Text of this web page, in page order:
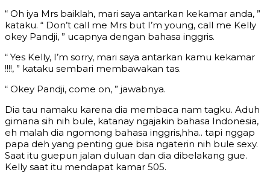
“ Oh iya Mrs baiklah, mari saya antarkan kekamar anda, ”
kataku. “ Don’t call me Mrs but I’m young, call me Kelly
okey Pandji, ” ucapnya dengan bahasa inggris.
“ Yes Kelly, I’m sorry, mari saya antarkan kamu kekamar
!!!!, ” kataku sembari membawakan tas.
“ Okey Pandji, come on, ” jawabnya.
Dia tau namaku karena dia membaca nam tagku. Aduh
gimana sih nih bule, katanay ngajakin bahasa Indonesia,
eh malah dia ngomong bahasa inggris,hha.. tapi nggap
papa deh yang penting gue bisa ngaterin nih bule sexy.
Saat itu guepun jalan duluan dan dia dibelakang gue.
Kelly saat itu mendapat kamar 505.